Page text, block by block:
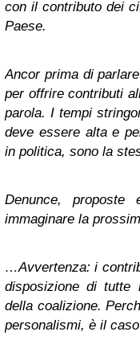
con il contributo dei
Paese.
Ancor prima di
per offrire contributi
parola. I tempi
deve essere alta e
in politica, sono la
Denunce,
immaginare la
…Avvertenza: i
disposizione di
della coalizione.
personalismi, è il